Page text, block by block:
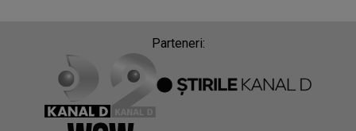
Parteneri: